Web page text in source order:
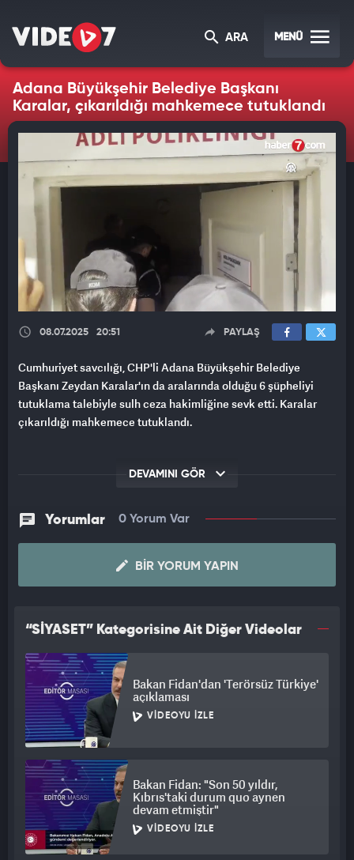
ARA MENÜ
Adana Büyükşehir Belediye Başkanı
Karalar, çıkarıldığı mahkemece tutuklandı
08.07.2025 20:51 PAYLAŞ
Cumhuriyet savcılığı, CHP'li Adana Büyükşehir Belediye
Başkanı Zeydan Karalar'ın da aralarında olduğu 6 şüpheliyi
tutuklama talebiyle sulh ceza hakimliğine sevk etti. Karalar
çıkarıldığı mahkemece tutuklandı.
DEVAMINI GÖR
Yorumlar 0 Yorum Var
BIR YORUM YAPIN
“SİYASET” Kategorisine Ait Diğer Videolar
Bakan Fidan'dan 'Terörsüz Türkiye'
açıklaması
VIDEOYU İZLE
Bakan Fidan: "Son 50 yıldır,
Kıbrıs'taki durum quo aynen
devam etmiştir"
VIDEOYU İZLE